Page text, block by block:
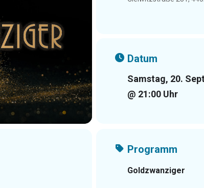
Datum
Samstag, 20.
@ 21:00 Uhr
Programm
Goldzwanziger